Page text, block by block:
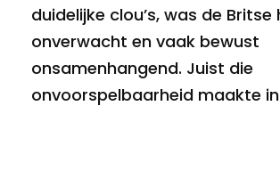
duidelijke clou’s, was de
onverwacht en vaak bewust
onsamenhangend. Juist die
onvoorspelbaarheid maakte